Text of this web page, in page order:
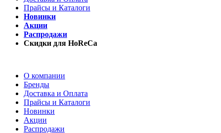
Прайсы и Каталоги
Новинки
Акции
Распродажи
Скидки для HoReCa
О компании
Бренды
Доставка и Оплата
Прайсы и Каталоги
Новинки
Акции
Распродажи